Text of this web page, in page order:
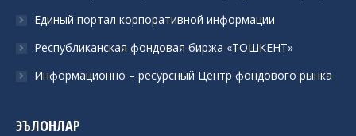
Единый портал корпоративной информации
Республиканская фондовая биржа «ТОШКЕНТ»
Информационно – ресурсный Центр фондового рынка
ЭЪЛОНЛАР